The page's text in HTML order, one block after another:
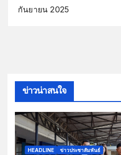
กันยายน 2025
ข่าวน่าสนใจ
HEADLINE ข่าวประชาสัมพันธ์